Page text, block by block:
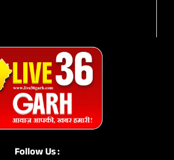
Follow Us :